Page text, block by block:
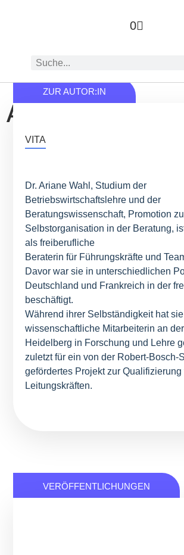
0
Ariane Wahl
ZUR AUTOR:IN
VITA
Dr. Ariane Wahl, Studium der
Betriebswirtschaftslehre und der
Beratungswissenschaft, Promotion
Selbstorganisation in der Beratung,
als freiberufliche
Beraterin für Führungskräfte und
Davor war sie in unterschiedlichen
Deutschland und Frankreich in der
beschäftigt.
Während ihrer Selbständigkeit hat
wissenschaftliche Mitarbeiterin an
Heidelberg in Forschung und Lehre
zuletzt für ein von der Robert-Bosch-
gefördertes Projekt zur Qualifizierung
Leitungskräften.
VERÖFFENTLICHUNGEN